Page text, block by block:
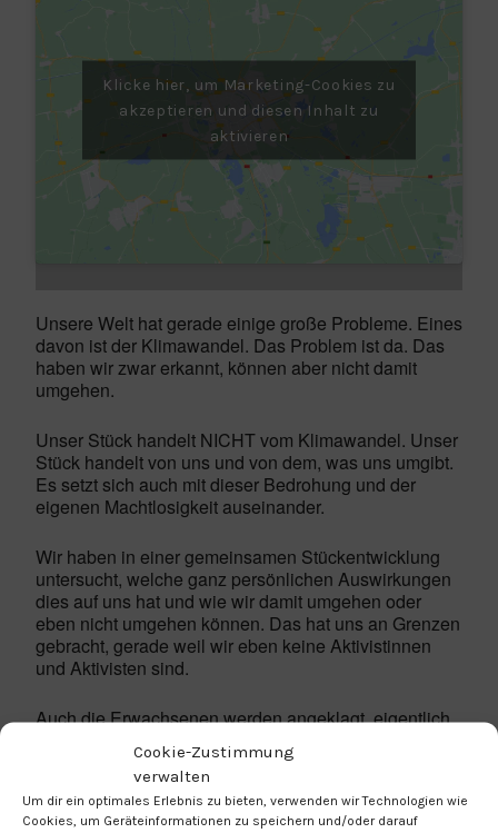
Cookie-Zustimmung
verwalten
Um dir ein optimales Erlebnis zu bieten, verwenden wir Technologien wie
Cookies, um Geräteinformationen zu speichern und/oder darauf
Klicke hier, um Marketing-Cookies zu
akzeptieren und diesen Inhalt zu
aktivieren
Unsere Welt hat gerade einige große Probleme. Eines
davon ist der Klimawandel. Das Problem ist da. Das
haben wir zwar erkannt, können aber nicht damit
umgehen.
Unser Stück handelt NICHT vom Klimawandel. Unser
Stück handelt von uns und von dem, was uns umgibt.
Es setzt sich auch mit dieser Bedrohung und der
eigenen Machtlosigkeit auseinander.
Wir haben in einer gemeinsamen Stückentwicklung
untersucht, welche ganz persönlichen Auswirkungen
dies auf uns hat und wie wir damit umgehen oder
eben nicht umgehen können. Das hat uns an Grenzen
gebracht, gerade weil wir eben keine Aktivistinnen
und Aktivisten sind.
Auch die Erwachsenen werden angeklagt, eigentlich
richten sich alle Vorwürfe aber genauso und noch
mehr gegen uns selbst.
Entstanden ist die Annäherung„Das Problem ist